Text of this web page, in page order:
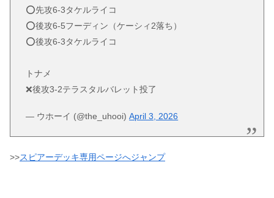
⭕️先攻6-3タケルライコ
⭕️後攻6-5フーディン（ケーシィ2落ち）
⭕️後攻6-3タケルライコ
トナメ
❌後攻3-2テラスタルバレット投了
— ウホーイ (@the_uhooi)April 3, 2026
>>スピアーデッキ専用ページへジャンプ